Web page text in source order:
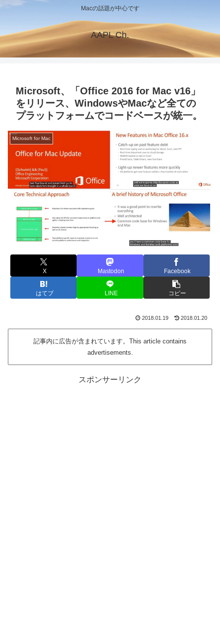
Macの話題が中心です
AAPL Ch.
Microsoft、「Office 2016 for Mac v16」
をリリース、WindowsやMacなど全ての
プラットフォームでコードベースが統一。
Microsoft for Mac
X Mastodon Facebook
はてブ LINE コピー
2018.01.19 2018.01.20
記事内に広告が含まれています。This article contains
advertisements.
スポンサーリンク